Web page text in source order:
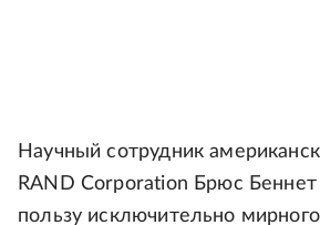
Научный сотрудник
RAND Corporation Брюс Беннет
пользу исключительно